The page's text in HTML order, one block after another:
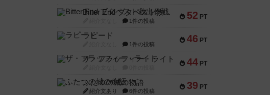
52 PT
Bitter End ブタペスト救出作戦
1件の投稿
46 PT
ラピード
1件の投稿
44 PT
ザ・フラッフィー・ライト
39 PT
ふたつの城の物語
紹介文あり 6件の投稿